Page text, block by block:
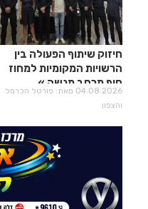
חיזוק שיתוף הפעולה בין
הרשויות המקומיות למחוז
חוף מרחב מנשה
04.08.2026 מאת: פורטל הכרמל
והצפון